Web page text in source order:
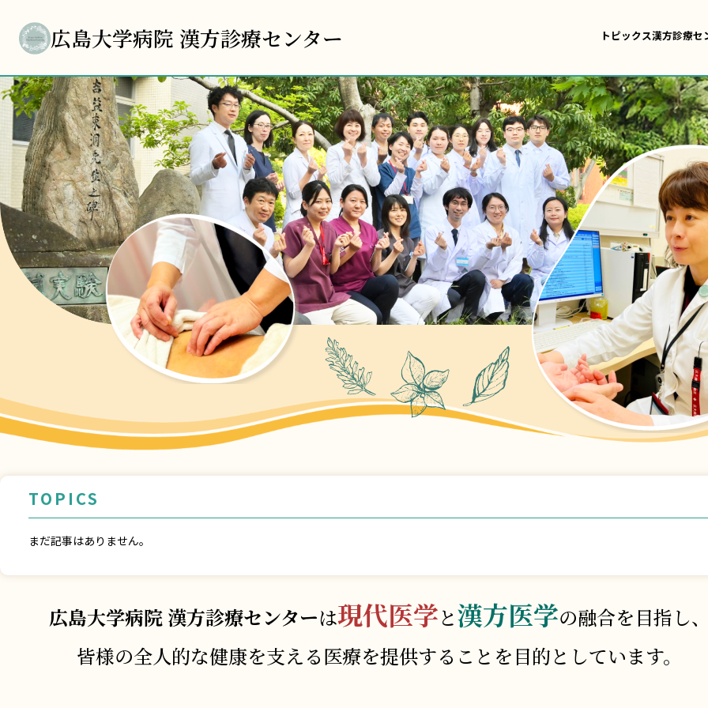
広島大学病院 漢方診療センター トピックス漢方診療セ
TOPICS
まだ記事はありません。
広島大学病院 漢方診療センターは現代医学と漢方医学の融合を目指し
皆様の全人的な健康を支える医療を提供することを目的としています。